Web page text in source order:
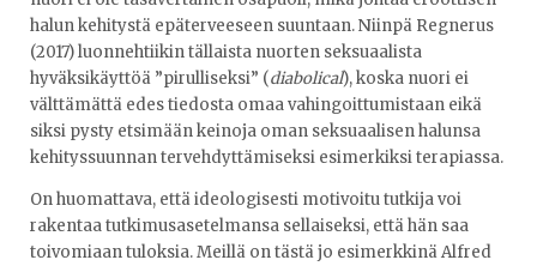
halun kehitystä epäterveeseen suuntaan. Niinpä Regnerus
(2017) luonnehtiikin tällaista nuorten seksuaalista
hyväksikäyttöä ”pirulliseksi” (diabolical), koska nuori ei
välttämättä edes tiedosta omaa vahingoittumistaan eikä
siksi pysty etsimään keinoja oman seksuaalisen halunsa
kehityssuunnan tervehdyttämiseksi esimerkiksi terapiassa.
On huomattava, että ideologisesti motivoitu tutkija voi
rakentaa tutkimusasetelmansa sellaiseksi, että hän saa
toivomiaan tuloksia. Meillä on tästä jo esimerkkinä Alfred